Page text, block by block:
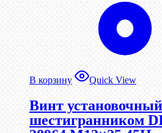
В корзину Quick View
Винт
шестигранником